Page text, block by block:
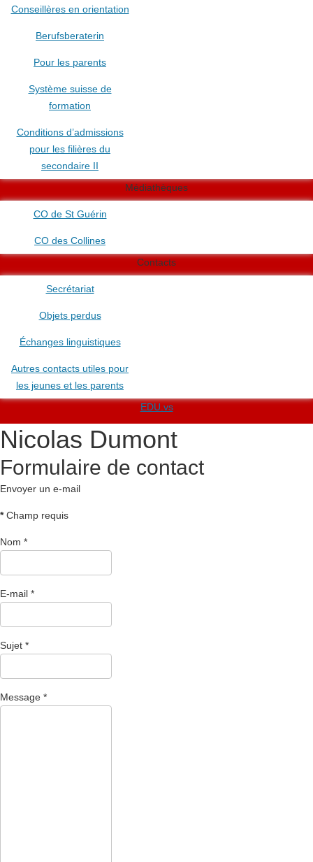
Conseillères en orientation
Berufsberaterin
Pour les parents
Système suisse de
formation
Conditions d’admissions
pour les filières du
secondaire II
Médiathèques
CO de St Guérin
CO des Collines
Contacts
Secrétariat
Objets perdus
Échanges linguistiques
Autres contacts utiles pour
les jeunes et les parents
EDU.vs
Nicolas Dumont
Formulaire de contact
Envoyer un e-mail
*Champ requis
Nom *
E-mail *
Sujet *
Message *